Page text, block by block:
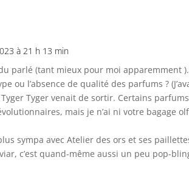
à 21 h 13 min
parlé (tant mieux pour moi apparemment ).
ou l’absence de qualité des parfums ?
Tyger venait de sortir. Certains
mais je n’ai ni votre bagage
sympa avec Atelier des ors et ses
c’est quand-même aussi un peu pop-